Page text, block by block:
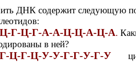
ДНК содержит следующую
Г-Ц-Г-А-А-Ц-Ц-А-Ц-А.
в ней?
Ц-Г-Ц-У-У-Г-Г-У-Г-У цис